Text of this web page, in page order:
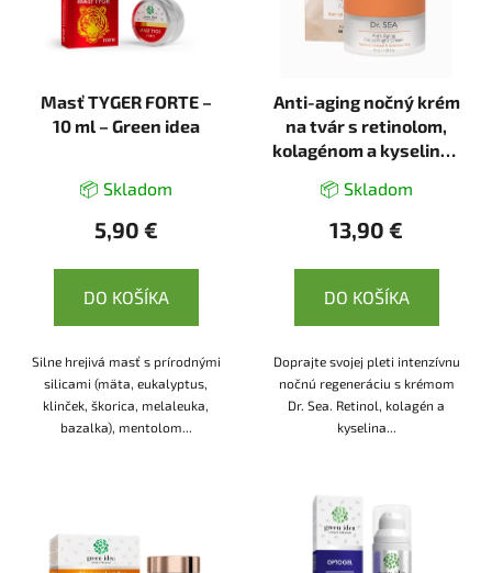
Masť TYGER FORTE –
10 ml – Green idea
📦 Skladom
5,90 €
DO KOŠÍKA
Silne hrejivá masť s prírodnými
silicami (mäta, eukalyptus,
klinček, škorica, melaleuka,
bazalka), mentolom...
Anti-aging nočný krém
na tvár s retinolom,
kolagénom a kyselinou
Dr. Sea
📦 Skladom
13,90 €
DO KOŠÍKA
Doprajte svojej pleti intenzívnu
nočnú regeneráciu s krémom
Dr. Sea. Retinol, kolagén a
kyselina...